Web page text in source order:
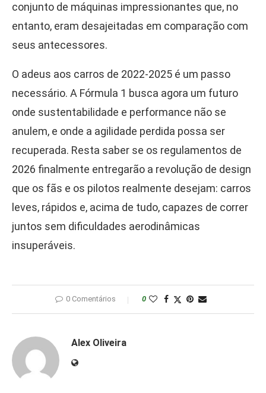
conjunto de máquinas impressionantes que, no
entanto, eram desajeitadas em comparação com
seus antecessores.
O adeus aos carros de 2022-2025 é um passo
necessário. A Fórmula 1 busca agora um futuro
onde sustentabilidade e performance não se
anulem, e onde a agilidade perdida possa ser
recuperada. Resta saber se os regulamentos de
2026 finalmente entregarão a revolução de design
que os fãs e os pilotos realmente desejam: carros
leves, rápidos e, acima de tudo, capazes de correr
juntos sem dificuldades aerodinâmicas
insuperáveis.
0 Comentários 0
Alex Oliveira